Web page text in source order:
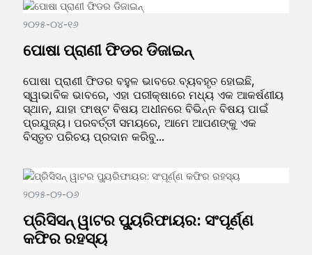
୨୦୨୫-୦୪-୧୬
ପୋଷା ପ୍ରାଣୀ ଫିଡର ଡିଜାଇନ୍
ପୋଷା ପ୍ରାଣୀ ଫିଡର ବହୁଳ ଭାବରେ ବ୍ୟବହୃତ ହୋଇଛି,
ସ୍ୱାଭାବିକ ଭାବରେ, ଏହା ପରୀକ୍ଷାରେ ମଧ୍ୟ ଏକ ଆକର୍ଷଣୀୟ
ସ୍ଥାନ, ଯାହା ଫାଷ୍ଟ ବିଷୟ ଅଧୀନରେ ବିଭିନ୍ନ ବିଷୟ ପାଇଁ
ପ୍ରଯୁଜ୍ୟ। ପରବର୍ତ୍ତୀ ସମୟରେ, ଆମେ ଆପଣଙ୍କୁ ଏକ
ବିସ୍ତୃତ ପରିଚୟ ପ୍ରଦାନ କରିବୁ...
୨୦୨୫-୦୨-୦୬
ପ୍ରିସିସନ୍ ୱାଟର ପ୍ୟୁରିଫାୟର: ସଂପୂର୍ଣ୍ଣ
କଫିର ରହସ୍ୟ